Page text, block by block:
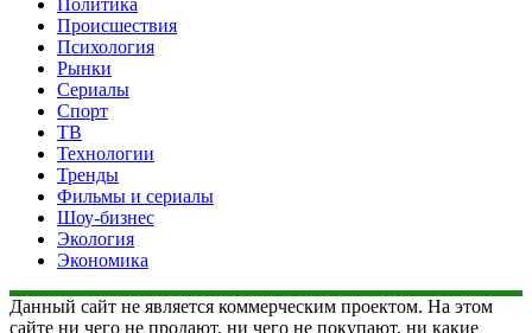
Политика
Происшествия
Психология
Рынки
Сериалы
Спорт
ТВ
Технологии
Тренды
Фильмы и сериалы
Шоу-бизнес
Экология
Экономика
Данный сайт не является коммерческим проектом. На этом
сайте ни чего не продают, ни чего не покупают, ни какие